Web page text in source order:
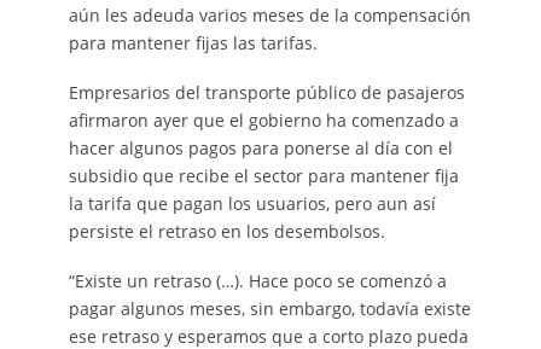
aún les adeuda varios meses de la compensación
para mantener fijas las tarifas.
Empresarios del transporte público de pasajeros
afirmaron ayer que el gobierno ha comenzado a
hacer algunos pagos para ponerse al día con el
subsidio que recibe el sector para mantener fija
la tarifa que pagan los usuarios, pero aun así
persiste el retraso en los desembolsos.
“Existe un retraso (…). Hace poco se comenzó a
pagar algunos meses, sin embargo, todavía existe
ese retraso y esperamos que a corto plazo pueda